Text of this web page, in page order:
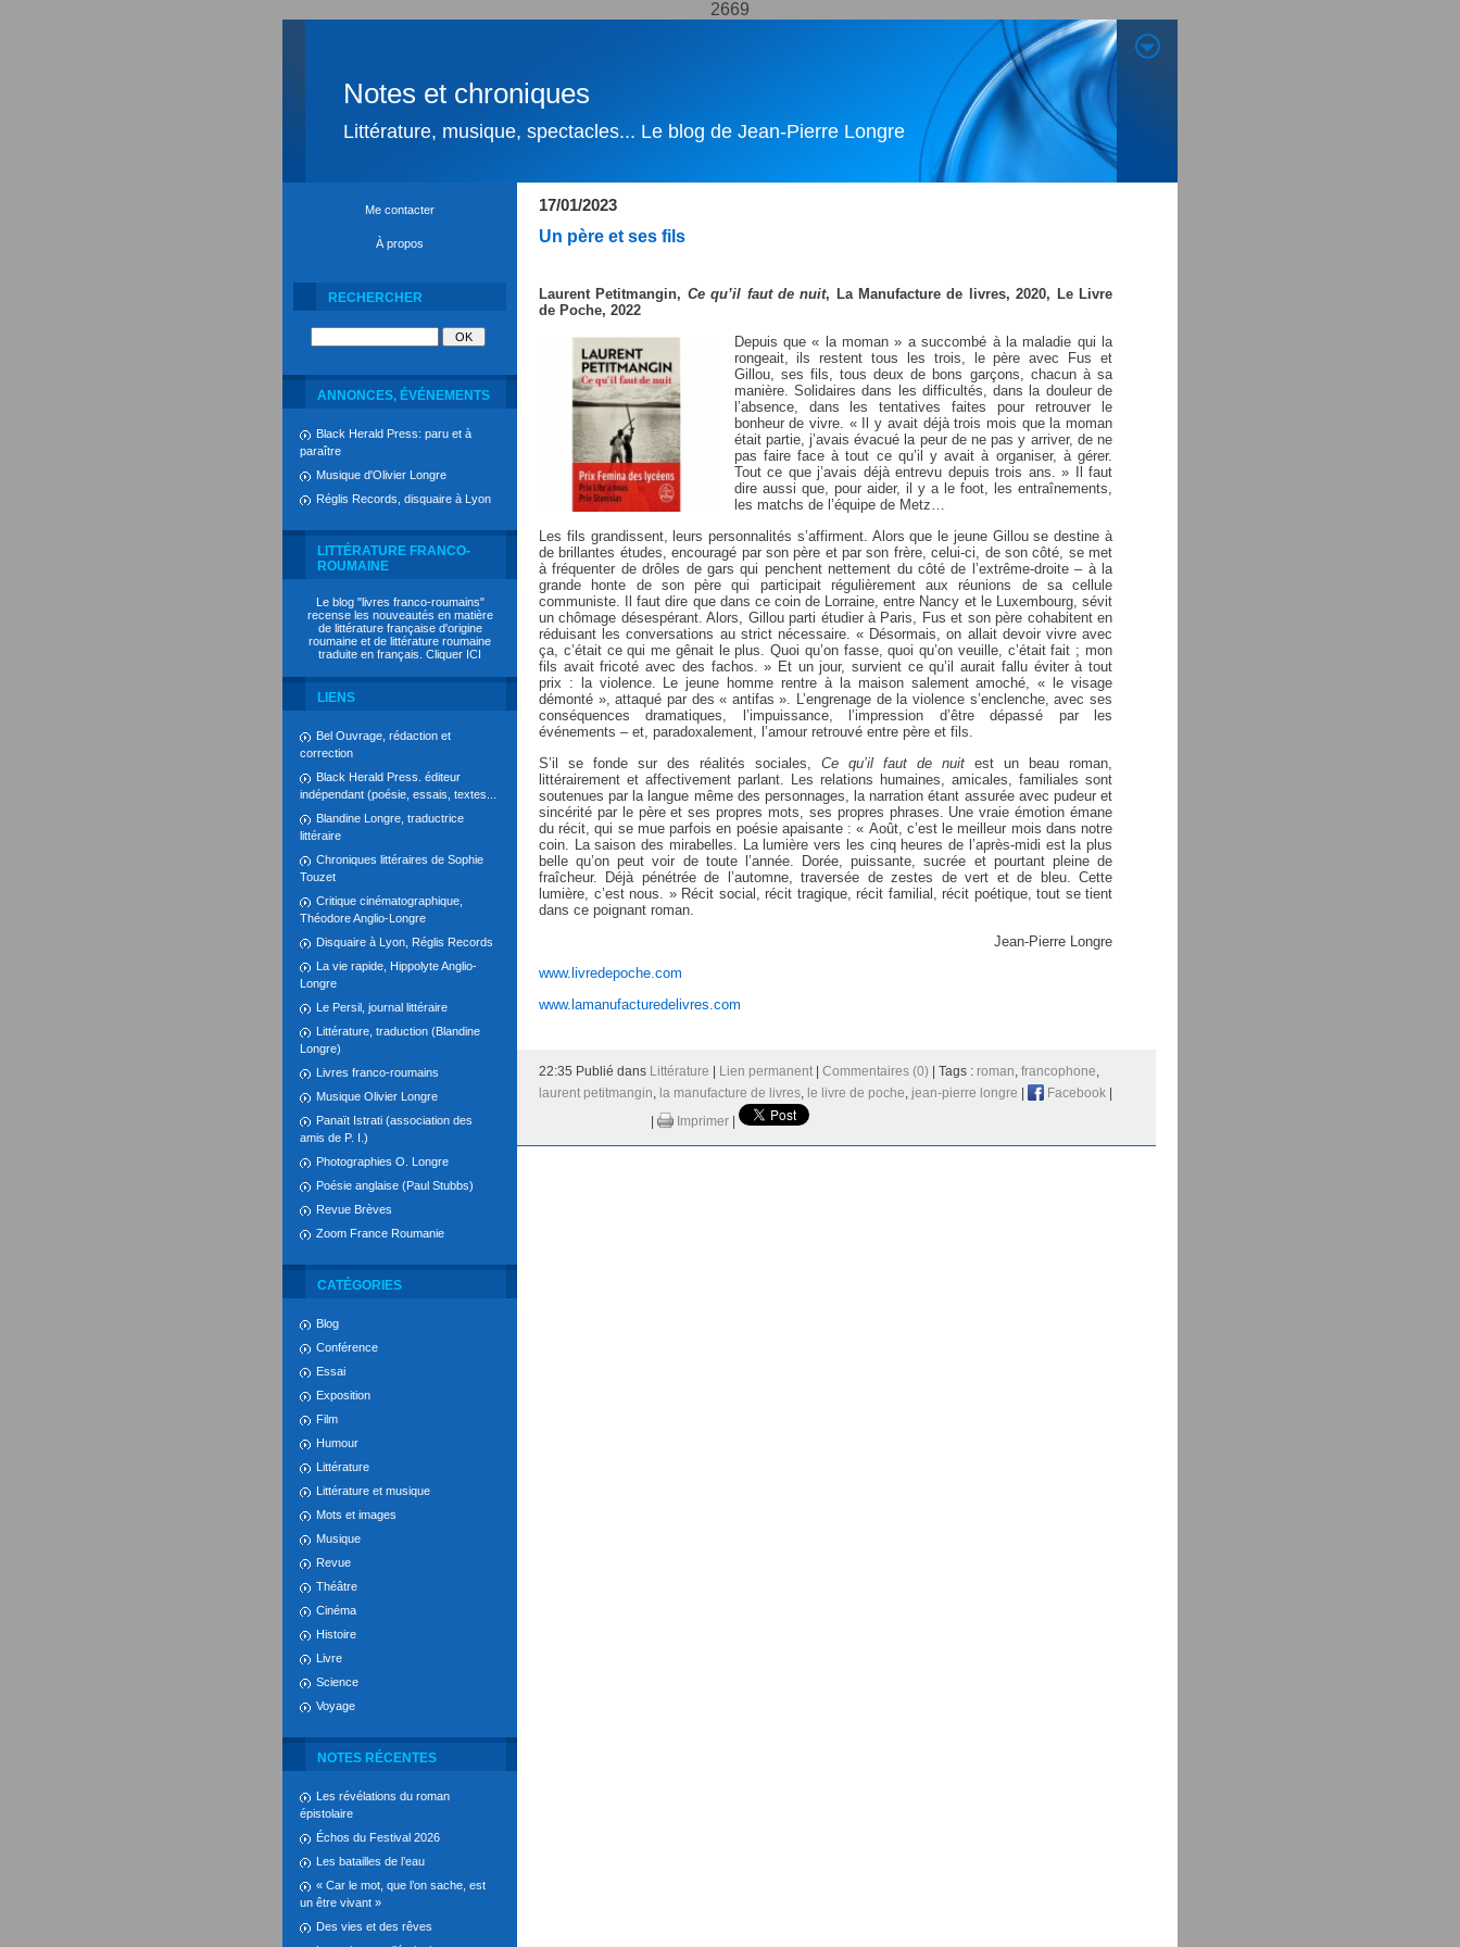
2669
Notes et chroniques
Littérature, musique, spectacles... Le blog de Jean-Pierre Longre
Me contacter
À propos
RECHERCHER
ANNONCES, ÉVÉNEMENTS
Black Herald Press: paru et à
paraître
Musique d'Olivier Longre
Réglis Records, disquaire à Lyon
LITTÉRATURE FRANCO-
ROUMAINE
Le blog "livres franco-roumains"
recense les nouveautés en matière
de littérature française d'origine
roumaine et de littérature roumaine
traduite en français. Cliquer ICI
LIENS
Bel Ouvrage, rédaction et
correction
Black Herald Press. éditeur
indépendant (poésie, essais, textes...
Blandine Longre, traductrice
littéraire
Chroniques littéraires de Sophie
Touzet
Critique cinématographique,
Théodore Anglio-Longre
Disquaire à Lyon, Réglis Records
La vie rapide, Hippolyte Anglio-
Longre
Le Persil, journal littéraire
Littérature, traduction (Blandine
Longre)
Livres franco-roumains
Musique Olivier Longre
Panaït Istrati (association des
amis de P. I.)
Photographies O. Longre
Poésie anglaise (Paul Stubbs)
Revue Brèves
Zoom France Roumanie
CATÉGORIES
Blog
Conférence
Essai
Exposition
Film
Humour
Littérature
Littérature et musique
Mots et images
Musique
Revue
Théâtre
Cinéma
Histoire
Livre
Science
Voyage
NOTES RÉCENTES
Les révélations du roman
épistolaire
Échos du Festival 2026
Les batailles de l’eau
« Car le mot, que l’on sache, est
un être vivant »
Des vies et des rêves
17/01/2023
Un père et ses fils
Laurent Petitmangin, Ce qu’il faut de nuit, La Manufacture de livres, 2020, Le Livre
de Poche, 2022
Depuis que « la moman » a succombé à la maladie qui la
rongeait, ils restent tous les trois, le père avec Fus et
Gillou, ses fils, tous deux de bons garçons, chacun à sa
manière. Solidaires dans les difficultés, dans la douleur de
l’absence, dans les tentatives faites pour retrouver le
bonheur de vivre. « Il y avait déjà trois mois que la moman
était partie, j’avais évacué la peur de ne pas y arriver, de ne
pas faire face à tout ce qu’il y avait à organiser, à gérer.
Tout ce que j’avais déjà entrevu depuis trois ans. » Il faut
dire aussi que, pour aider, il y a le foot, les entraînements,
les matchs de l’équipe de Metz…
Les fils grandissent, leurs personnalités s’affirment. Alors que le jeune Gillou se destine à
de brillantes études, encouragé par son père et par son frère, celui-ci, de son côté, se met
à fréquenter de drôles de gars qui penchent nettement du côté de l’extrême-droite – à la
grande honte de son père qui participait régulièrement aux réunions de sa cellule
communiste. Il faut dire que dans ce coin de Lorraine, entre Nancy et le Luxembourg, sévit
un chômage désespérant. Alors, Gillou parti étudier à Paris, Fus et son père cohabitent en
réduisant les conversations au strict nécessaire. « Désormais, on allait devoir vivre avec
ça, c’était ce qui me gênait le plus. Quoi qu’on fasse, quoi qu’on veuille, c’était fait ; mon
fils avait fricoté avec des fachos. » Et un jour, survient ce qu’il aurait fallu éviter à tout
prix : la violence. Le jeune homme rentre à la maison salement amoché, « le visage
démonté », attaqué par des « antifas ». L’engrenage de la violence s’enclenche, avec ses
conséquences dramatiques, l’impuissance, l’impression d’être dépassé par les
événements – et, paradoxalement, l’amour retrouvé entre père et fils.
S’il se fonde sur des réalités sociales, Ce qu’il faut de nuit est un beau roman,
littérairement et affectivement parlant. Les relations humaines, amicales, familiales sont
soutenues par la langue même des personnages, la narration étant assurée avec pudeur et
sincérité par le père et ses propres mots, ses propres phrases. Une vraie émotion émane
du récit, qui se mue parfois en poésie apaisante : « Août, c’est le meilleur mois dans notre
coin. La saison des mirabelles. La lumière vers les cinq heures de l’après-midi est la plus
belle qu’on peut voir de toute l’année. Dorée, puissante, sucrée et pourtant pleine de
fraîcheur. Déjà pénétrée de l’automne, traversée de zestes de vert et de bleu. Cette
lumière, c’est nous. » Récit social, récit tragique, récit familial, récit poétique, tout se tient
dans ce poignant roman.
Jean-Pierre Longre
www.livredepoche.com
www.lamanufacturedelivres.com
22:35 Publié dans Littérature Lien permanent Commentaires (0) | Tags : roman, francophone,
laurent petitmangin, la manufacture de livres, le livre de poche, jean-pierre longre Facebook
Imprimer